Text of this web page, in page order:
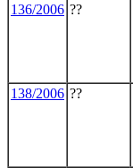
136/2006 ??
138/2006 ??